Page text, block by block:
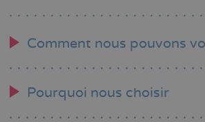
Comment nous pouvons
Pourquoi nous choisir